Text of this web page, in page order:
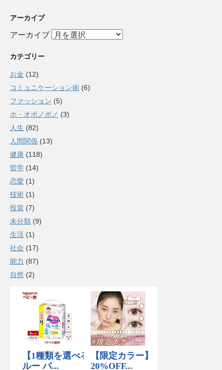
アーカイブ
アーカイブ
カテゴリー
お金 (12)
コミュニケーション術 (6)
ファッション (5)
ホ・オポノポノ (3)
人生 (82)
人間関係 (13)
健康 (118)
哲学 (14)
恋愛 (1)
技術 (1)
投資 (7)
未分類 (9)
生活 (1)
社会 (17)
能力 (87)
自然 (2)